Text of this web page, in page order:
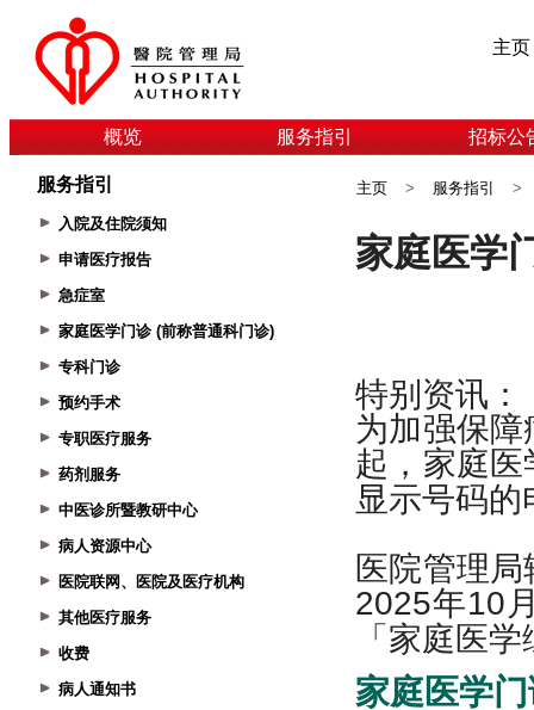
主页
概览 服务指引 招标公
服务指引
入院及住院须知
申请医疗报告
急症室
家庭医学门诊 (前称普通科门诊)
专科门诊
预约手术
专职医疗服务
药剂服务
中医诊所暨教研中心
病人资源中心
医院联网、医院及医疗机构
其他医疗服务
收费
病人通知书
主页 > 服务指引 >